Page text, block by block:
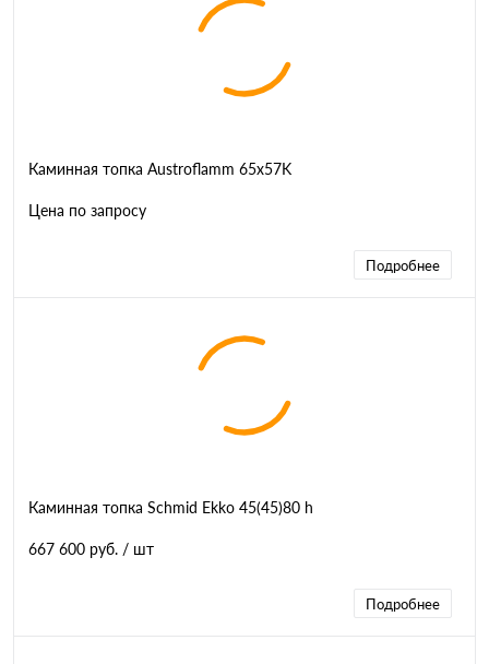
Каминная топка Austroflamm 65x57K
Цена по запросу
Подробнее
Каминная топка Schmid Ekko 45(45)80 h
667 600 руб. / шт
Подробнее